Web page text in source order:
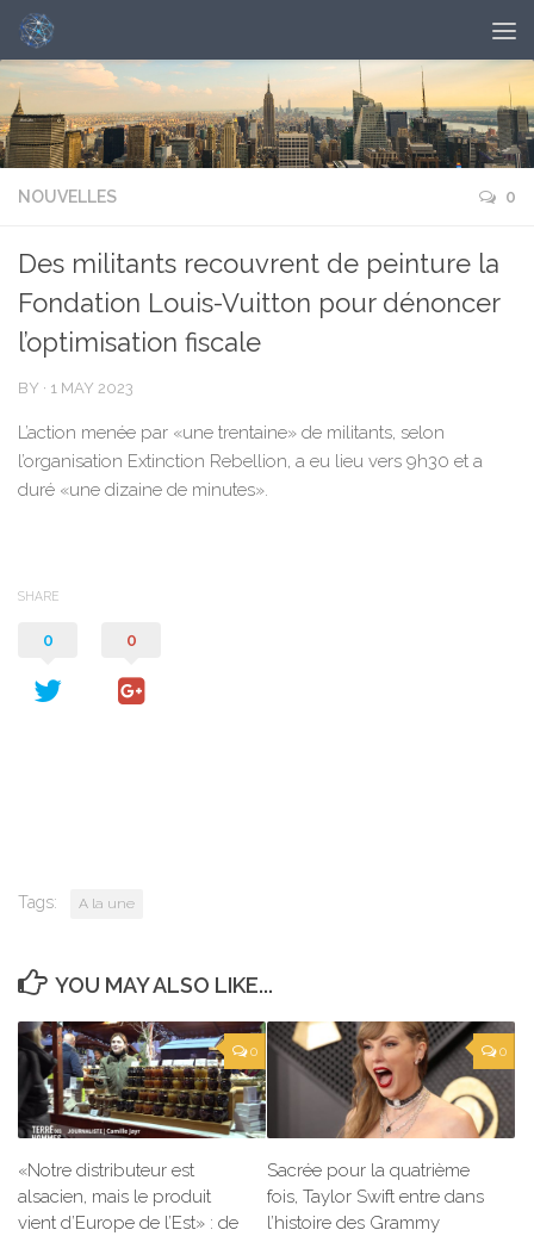
NOUVELLES 0
Des militants recouvrent de peinture la
Fondation Louis-Vuitton pour dénoncer
l’optimisation fiscale
BY · 1 MAY 2023
L’action menée par «une trentaine» de militants, selon
l’organisation Extinction Rebellion, a eu lieu vers 9h30 et a
duré «une dizaine de minutes».
SHARE
0 0
Tags: A la une
YOU MAY ALSO LIKE...
0
«Notre distributeur est
alsacien, mais le produit
vient d’Europe de l’Est» : de
0
Sacrée pour la quatrième
fois, Taylor Swift entre dans
l’histoire des Grammy